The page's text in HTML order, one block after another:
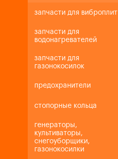
запчасти для виброплит
запчасти для
водонагревателей
запчасти для
газонокосилок
предохранители
стопорные кольца
генераторы,
культиваторы,
снегоуборщики,
газонокосилки